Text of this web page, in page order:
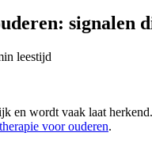
signalen
leestijd
en wordt vaak laat
voor ouderen.